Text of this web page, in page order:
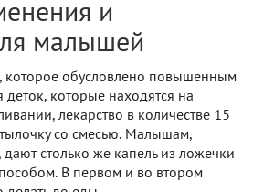
и
малышей
которое обусловлено повышенным
деток, которые находятся на
лекарство в количестве 15
со смесью. Малышам,
столько же капель из ложечки
В первом и во втором